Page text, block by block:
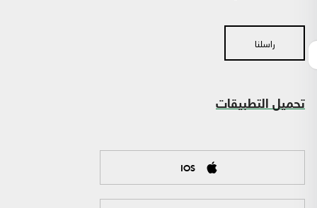
راسلنا
تحميل التطبيقات
IOS